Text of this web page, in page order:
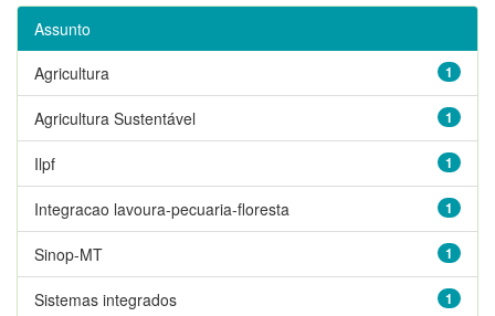
Assunto
1
Agricultura
1
Agricultura Sustentável
1
Ilpf
1
Integracao lavoura-pecuaria-floresta
1
Sinop-MT
1
Sistemas integrados